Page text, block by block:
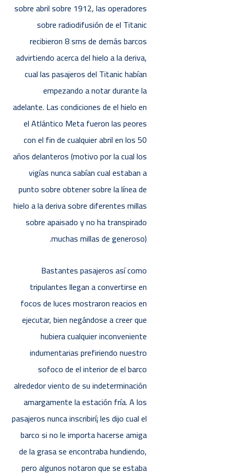
sobre abril sobre 1912, las operadores
sobre radiodifusión de el Titanic
recibieron 8 sms de demás barcos
advirtiendo acerca del hielo a la deriva,
cual las pasajeros del Titanic habían
empezando a notar durante la
adelante. Las condiciones de el hielo en
el Atlántico Meta fueron las peores
con el fin de cualquier abril en los 50
años delanteros (motivo por la cual los
vigías nunca sabían cual estaban a
punto sobre obtener sobre la línea de
hielo a la deriva sobre diferentes millas
sobre apaisado y no ha transpirado
muchas millas de generoso).
Bastantes pasajeros así­ como
tripulantes llegan a convertirse en
focos de luces mostraron reacios en
ejecutar, bien negándose a creer que
hubiera cualquier inconveniente
indumentarias prefiriendo nuestro
sofoco de el interior de el barco
alrededor viento de su indeterminación
amargamente la estación fría. A los
pasajeros nunca inscribirí¡ les dijo cual el
barco si no le importa hacerse amiga
de la grasa se encontraba hundiendo,
pero algunos notaron que se estaba